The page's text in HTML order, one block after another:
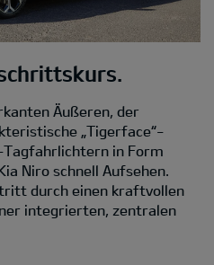
Äußeren, der
„Tigerface“-
in Form
Niro schnell Aufsehen.
durch einen kraftvollen
integrierten, zentralen